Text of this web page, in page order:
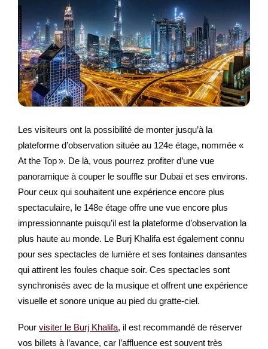
Les visiteurs ont la possibilité de monter jusqu’à la
plateforme d’observation située au 124e étage, nommée «
At the Top ». De là, vous pourrez profiter d’une vue
panoramique à couper le souffle sur Dubaï et ses environs.
Pour ceux qui souhaitent une expérience encore plus
spectaculaire, le 148e étage offre une vue encore plus
impressionnante puisqu’il est la plateforme d’observation la
plus haute au monde. Le Burj Khalifa est également connu
pour ses spectacles de lumière et ses fontaines dansantes
qui attirent les foules chaque soir. Ces spectacles sont
synchronisés avec de la musique et offrent une expérience
visuelle et sonore unique au pied du gratte-ciel.
Pour visiter le Burj Khalifa, il est recommandé de réserver
vos billets à l’avance, car l’affluence est souvent très